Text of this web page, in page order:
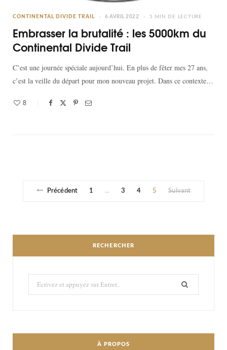
CONTINENTAL DIVIDE TRAIL 6 AVRIL 2022 5 MIN DE LECTURE
Embrasser la brutalité : les 5000km du
Continental Divide Trail
C’est une journée spéciale aujourd’hui. En plus de fêter mes 27 ans,
c’est la veille du départ pour mon nouveau projet. Dans ce contexte…
8
Précédent 1 … 3 4 5 Suivant
RECHERCHER
Recherché:
À PROPOS